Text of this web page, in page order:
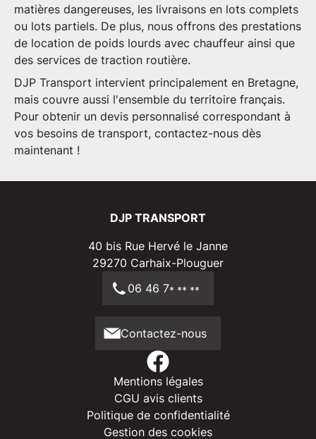
matières dangereuses, les livraisons en lots complets
ou lots partiels. De plus, nous offrons des prestations
de location de poids lourds avec chauffeur ainsi que
des services de traction routière.
DJP Transport intervient principalement en Bretagne,
mais couvre aussi l'ensemble du territoire français.
Pour obtenir un devis personnalisé correspondant à
vos besoins de transport, contactez-nous dès
maintenant !
DJP TRANSPORT
40 bis Rue Hervé le Janne
29270 Carhaix-Plouguer
06 46 7* ** **
Contactez-nous
Mentions légales
CGU avis clients
Politique de confidentialité
Gestion des cookies